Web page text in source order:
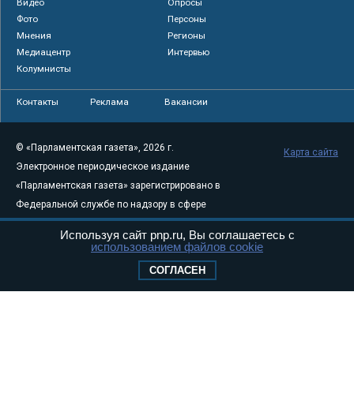
Фото
Персоны
Мнения
Регионы
Медиацентр
Интервью
Колумнисты
Контакты Реклама Вакансии
© «Парламентская газета», 2026 г.
Электронное периодическое издание
«Парламентская газета» зарегистрировано в
Федеральной службе по надзору в сфере
связи, информационных технологий и
массовых коммуникаций (Роскомнадзор) 05
Свидетельство о регистрации Эл № ФС77-
Карта сайта
Используя сайт pnp.ru, Вы соглашаетесь с
использованием файлов cookie
СОГЛАСЕН